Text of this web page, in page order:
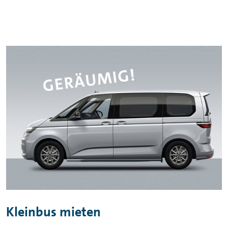
Kleinbus mieten